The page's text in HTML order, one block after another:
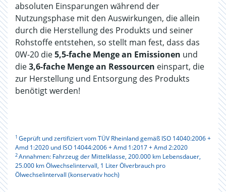
absoluten Einsparungen während der
Nutzungsphase mit den Auswirkungen, die allein
durch die Herstellung des Produkts und seiner
Rohstoffe entstehen, so stellt man fest, dass das
0W-20 die5,5-fache Menge an Emissionen und
die3,6-fache Menge an Ressourcen einspart, die
zur Herstellung und Entsorgung des Produkts
benötigt werden!
1 Geprüft und zertifiziert vom TÜV Rheinland gemäß ISO 14040:2006 +
Amd 1:2020 und ISO 14044:2006 + Amd 1:2017 + Amd 2:2020
2Annahmen: Fahrzeug der Mittelklasse, 200.000 km Lebensdauer,
25.000 km Ölwechselintervall, 1 Liter Ölverbrauch pro
Ölwechselintervall (konservativ hoch)